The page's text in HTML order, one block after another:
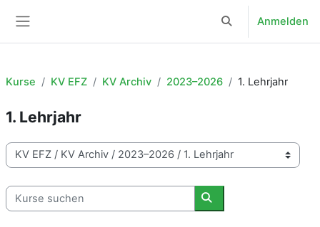
Sucheingabe
Anmelden
Kurse KV EFZ KV Archiv 2023–2026 1. Lehrjahr
1. Lehrjahr
Kursbereiche
Kurse suchen
Kurse suchen